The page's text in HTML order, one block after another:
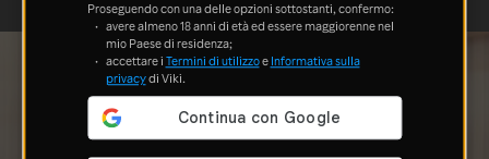
Proseguendo con una delle opzioni sottostanti, confermo:
avere almeno 18 anni di età ed essere maggiorenne nel
mio Paese di residenza;
accettare i Termini di utilizzoe Informativa sulla
privacydi Viki.